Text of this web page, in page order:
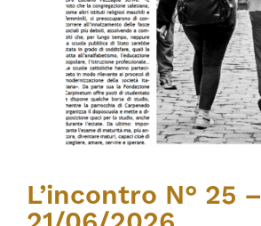
L’incontro N° 25 –